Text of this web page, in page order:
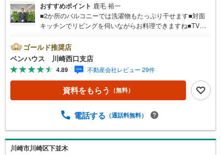
おすすめポイント 鹿毛 裕一
■2か所のバルコニーでは洗濯物もたっぷり干せます■対面
キッチンでリビングを伺いながらお料理できますね■TVモ
すので安心《ご見学いただけます！》営業時間内（9:30～2
1:00）は下記電話フォームよりお電話をしていただけると
スムーズにご案内ができます。（水曜定休）創業1993年、
ベンハウスは横浜を知り尽くし、横浜の不動産のことなら
どんなことでもご相談相手になれる自信がございます！お
客様に安心していただけるよう、誠心誠意ご対応させてい
ンバーには豊富な優待サービスをご提供・「お金の貯め
ご購入いただいたお客様には毎年お花をお贈りし、お付き
合いを大切にたくさんのお客様の声に感謝し、これからも
ゴールド推奨店
ベンハウス 川崎西口支店
4.89 不動産会社レビュー 29件
資料をもらう （無料）
電話する （通話料無料）
川崎市川崎区下並木